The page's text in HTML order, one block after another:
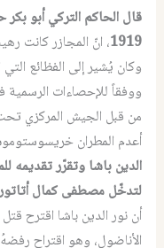
قال الحاكم التركي أبو
1919، انّ المجازر كانت
وكان يُشير إلى الفظائع
من قبل الجيش المركزي تحت
أعدم المطران
الدين باشا وتقرّر تقديمه
لتدخّل مصطفى كمال
أن نور الدين باشا اقترح
الأناضول، وهو اقتراح